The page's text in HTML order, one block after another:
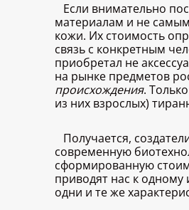
Если внимательно
материалам и не
кожи. Их стоимость
связь с конкретным
приобретал не
на рынке предметов
происхождения.
из них взрослых)
Получается,
современную
сформированную
приводят нас к одному
одни и те же